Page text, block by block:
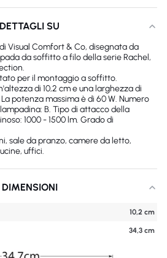
DETTAGLI SU
Visual Comfort & Co, disegnata da
da soffitto a filo della serie Rachel,
per il montaggio a soffitto.
di 10,2 cm e una larghezza di
potenza massima è di 60 W. Numero
B. Tipo di attacco della
1000 - 1500 lm. Grado di
sale da pranzo, camere da letto,
uffici.
DIMENSIONI
10,2 cm
34,3 cm